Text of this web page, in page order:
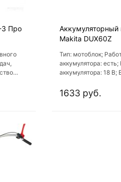
Про
Аккумуляторный
Makita DUX60Z
Тип: мотоблок;
аккумулятора:
аккумулятора: 18 В;
скорость вращения
1633 руб.